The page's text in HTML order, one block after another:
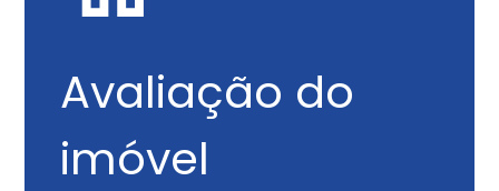
Avaliação do
imóvel